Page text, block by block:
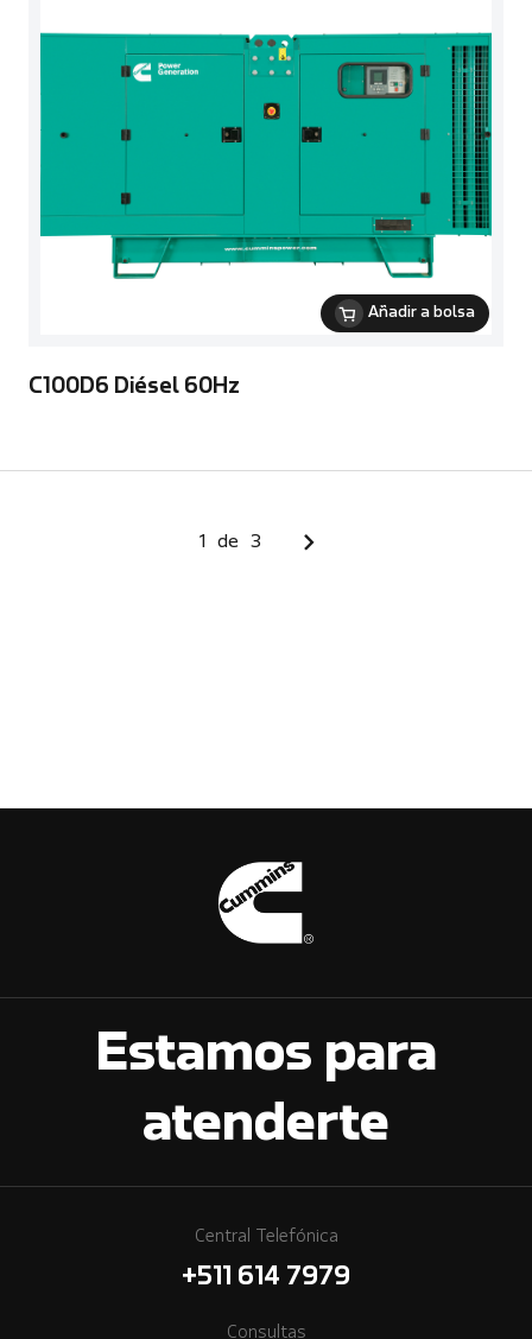
Añadir a bolsa
C100D6 Diésel 60Hz
1 de 3
Estamos para
atenderte
Central Telefónica
+511 614 7979
Consultas